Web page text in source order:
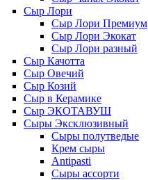
Сыр Лори
Сыр Лори Премиум
Сыр Лори Экокат
Сыр Лори разный
Сыр Качотта
Сыр Овечий
Сыр Козий
Сыр в Керамике
Сыр ЭКОТАВУШ
Сыры Эксклюзивный
Сыры полутведые
Крем сыры
Antipasti
Сыры ассорти